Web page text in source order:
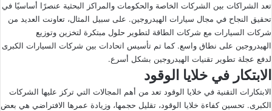
تعد الشراكات بين الشركات الخاصة والحكومات والمراكز البحثية عنصرًا أساسيًا في
تحقيق النجاح في مجال سيارات الهيدروجين. على سبيل المثال، تعاونت العديد من
شركات السيارات مع شركات الطاقة لتطوير حلول مبتكرة لتخزين وتوزيع
الهيدروجين على نطاق واسع. كما تم تأسيس اتحادات بين شركات السيارات الكبرى
لدفع عجلة تطوير تقنيات الهيدروجين بشكل أسرع.
الابتكار في خلايا الوقود
الابتكارات التقنية في خلايا الوقود تعد من أهم المجالات التي تركز عليها الشركات
الكبرى. تحسين كفاءة خلايا الوقود، تقليل حجمها، وزيادة عمرها الافتراضي هي بعض